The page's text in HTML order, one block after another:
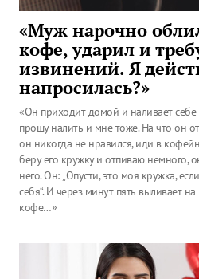
«Муж нарочно
кофе, ударил и
извинений. Я
напросилась?»
«Он приходит домой и наливает
прошу налить и мне тоже. На что он
он никогда не нравился, иди в
беру его кружку и отпиваю немного,
него. Он: „Опусти, это моя кружка,
себя“. И через минут пять выливает
кофе…»